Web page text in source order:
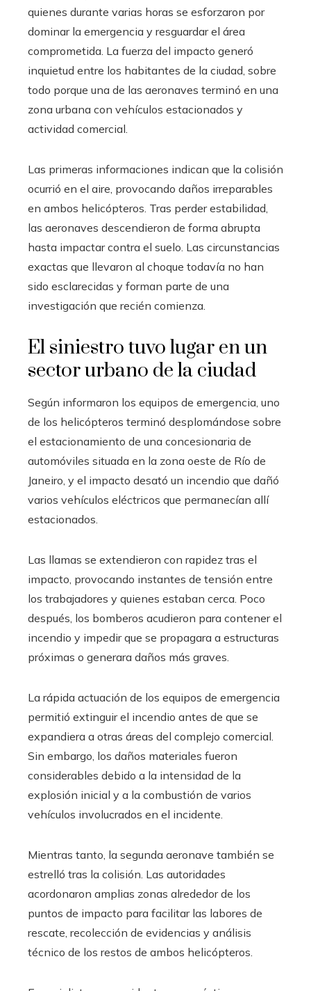
quienes durante varias horas se esforzaron por
dominar la emergencia y resguardar el área
comprometida. La fuerza del impacto generó
inquietud entre los habitantes de la ciudad, sobre
todo porque una de las aeronaves terminó en una
zona urbana con vehículos estacionados y
actividad comercial.
Las primeras informaciones indican que la colisión
ocurrió en el aire, provocando daños irreparables
en ambos helicópteros. Tras perder estabilidad,
las aeronaves descendieron de forma abrupta
hasta impactar contra el suelo. Las circunstancias
exactas que llevaron al choque todavía no han
sido esclarecidas y forman parte de una
investigación que recién comienza.
El siniestro tuvo lugar en un
sector urbano de la ciudad
Según informaron los equipos de emergencia, uno
de los helicópteros terminó desplomándose sobre
el estacionamiento de una concesionaria de
automóviles situada en la zona oeste de Río de
Janeiro, y el impacto desató un incendio que dañó
varios vehículos eléctricos que permanecían allí
estacionados.
Las llamas se extendieron con rapidez tras el
impacto, provocando instantes de tensión entre
los trabajadores y quienes estaban cerca. Poco
después, los bomberos acudieron para contener el
incendio y impedir que se propagara a estructuras
próximas o generara daños más graves.
La rápida actuación de los equipos de emergencia
permitió extinguir el incendio antes de que se
expandiera a otras áreas del complejo comercial.
Sin embargo, los daños materiales fueron
considerables debido a la intensidad de la
explosión inicial y a la combustión de varios
vehículos involucrados en el incidente.
Mientras tanto, la segunda aeronave también se
estrelló tras la colisión. Las autoridades
acordonaron amplias zonas alrededor de los
puntos de impacto para facilitar las labores de
rescate, recolección de evidencias y análisis
técnico de los restos de ambos helicópteros.